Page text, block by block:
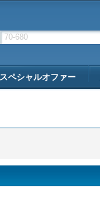
スペシャルオファー